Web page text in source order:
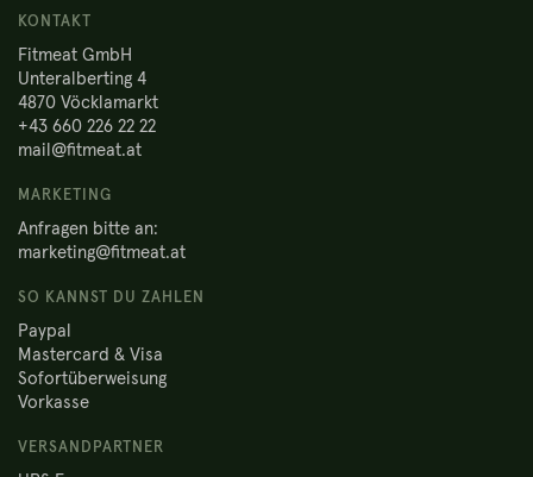
KONTAKT
Fitmeat GmbH
Unteralberting 4
4870 Vöcklamarkt
+43 660 226 22 22
mail@fitmeat.at
MARKETING
Anfragen bitte an:
marketing@fitmeat.at
SO KANNST DU ZAHLEN
Paypal
Mastercard & Visa
Sofortüberweisung
Vorkasse
VERSANDPARTNER